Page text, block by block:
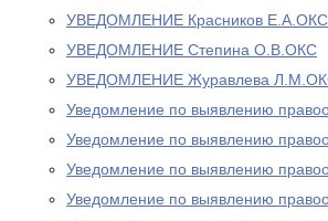
УВЕДОМЛЕНИЕ Красников Е.А.ОКС
УВЕДОМЛЕНИЕ Степина О.В.ОКС
УВЕДОМЛЕНИЕ Журавлева
Уведомление по выявлению
Уведомление по выявлению
Уведомление по выявлению
Уведомление по выявлению